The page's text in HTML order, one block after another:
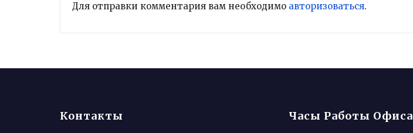
Для отправки комментария вам необходимо авторизоваться.
Контакты Часы Работы Офиса